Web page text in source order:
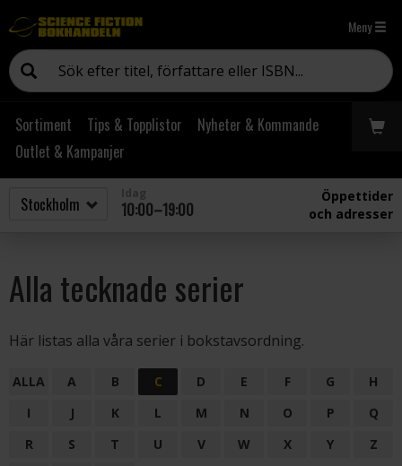
Meny
Sortiment Tips & Topplistor
Nyheter & Kommande
Outlet & Kampanjer
10:00–19:00
Öppettider
och adresser
Alla tecknade serier
Här listas alla våra serier i bokstavsordning.
ALLA A B C D E F G
H
I
J K L M N O P
Q
R
S T U V W X Y
Z